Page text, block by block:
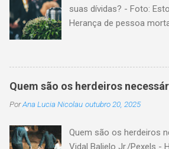
suas dívidas? - Foto:
Herança de pessoa
formado pelos
aos sucessores. Esses
positivos; ou seja, com
negativos; ou seja,
isso, tem cabimento a
Quem são os herdeiros
PorAna Lucia Nicolau outubro 20, 2025
Quem são os herdeiros
Vidal Balielo Jr./Pexels -